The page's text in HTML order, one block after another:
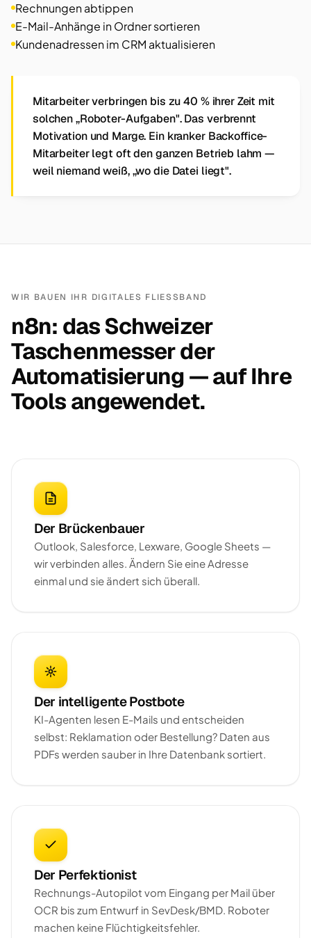
Rechnungen abtippen
E-Mail-Anhänge in Ordner sortieren
Kundenadressen im CRM aktualisieren
Mitarbeiter verbringen bis zu 40 % ihrer Zeit mit
solchen „Roboter-Aufgaben". Das verbrennt
Motivation und Marge. Ein kranker Backoffice-
Mitarbeiter legt oft den ganzen Betrieb lahm —
weil niemand weiß, „wo die Datei liegt".
WIR BAUEN IHR DIGITALES FLIESSBAND
n8n: das Schweizer
Taschenmesser der
Automatisierung — auf Ihre
Tools angewendet.
Der Brückenbauer
Outlook, Salesforce, Lexware, Google Sheets —
wir verbinden alles. Ändern Sie eine Adresse
einmal und sie ändert sich überall.
Der intelligente Postbote
KI-Agenten lesen E-Mails und entscheiden
selbst: Reklamation oder Bestellung? Daten aus
PDFs werden sauber in Ihre Datenbank sortiert.
Der Perfektionist
Rechnungs-Autopilot vom Eingang per Mail über
OCR bis zum Entwurf in SevDesk/BMD. Roboter
machen keine Flüchtigkeitsfehler.